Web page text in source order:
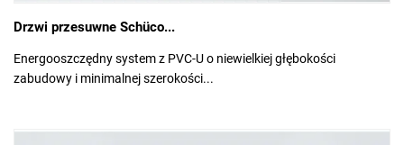
Drzwi przesuwne Schüco...
Energooszczędny system z PVC-U o niewielkiej głębokości
zabudowy i minimalnej szerokości...